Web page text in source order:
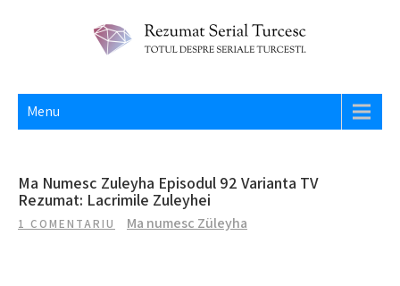
REZUMAT SERIAL TURCESC
Menu
Ma Numesc Zuleyha Episodul 92 Varianta TV
Rezumat: Lacrimile Zuleyhei
1 COMENTARIU Ma numesc Züleyha